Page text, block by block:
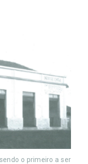
o primeiro a ser